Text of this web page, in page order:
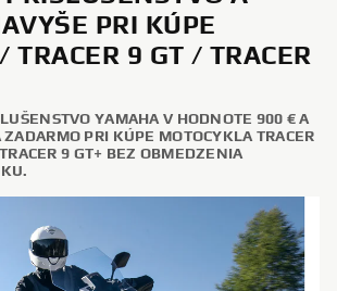
PRI KÚPE
TRACER 9 GT / TRACER
YAMAHA V HODNOTE 900 € A
PRI KÚPE MOTOCYKLA TRACER
9 GT+ BEZ OBMEDZENIA